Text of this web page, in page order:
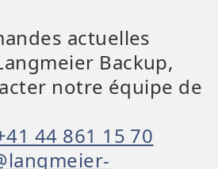
actuelles
Backup,
notre équipe de
44 861 15 70